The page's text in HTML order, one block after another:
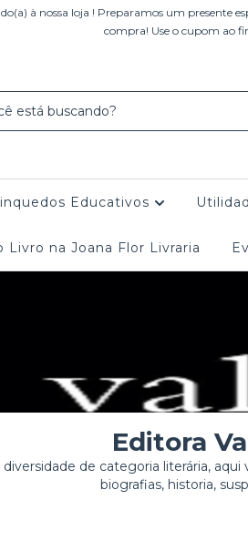
à nossa loja ! Preparamos um presente
compra! Use o cupom ao
Educativos
Livro na Joana Flor Livraria
Editora
de categoria literária, aqui
biografias, historia,